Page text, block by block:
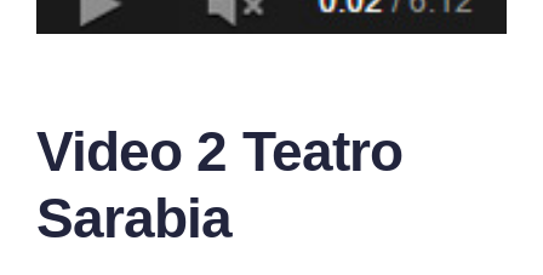
Video 2 Teatro
Sarabia